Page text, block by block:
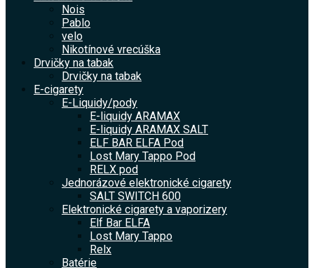
Nois
Pablo
velo
Nikotínové vrecúška
Drvičky na tabak
Drvičky na tabak
E-cigarety
E-Liquidy/pody
E-liquidy ARAMAX
E-liquidy ARAMAX SALT
ELF BAR ELFA Pod
Lost Mary Tappo Pod
RELX pod
Jednorázové elektronické cigarety
SALT SWITCH 600
Elektronické cigarety a vaporizery
Elf Bar ELFA
Lost Mary Tappo
Relx
Batérie